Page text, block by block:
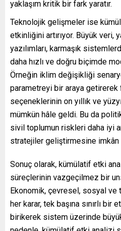
yaklaşım kritik bir fark yaratır.
Teknolojik gelişmeler ise
etkinliğini artırıyor. Büyük veri,
yazılımları, karmaşık
daha hızlı ve doğru biçimde
Örneğin iklim değişikliği
parametreyi bir araya getirerek
seçeneklerinin on yıllık ve
mümkün hâle geldi. Bu da
sivil toplumun riskleri daha iyi
stratejiler geliştirmesine imkân
Sonuç olarak, kümülatif etki
süreçlerinin vazgeçilmez bir
Ekonomik, çevresel, sosyal ve
her karar, tek başına sınırlı
birikerek sistem üzerinde